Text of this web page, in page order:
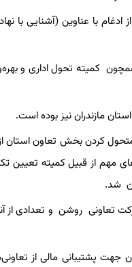
ادغام با عناوین (آشنایی با
کمیته تحول اداری و
مازندران نیز بوده است.
کردن بخش تعاون استان
مهم از قبیل کمیته
با راه‌اندازی کمیته تعیین تکلیف تعاونی‌های غیرفعال، وضعیت بیش
پشتیبانی مالی از